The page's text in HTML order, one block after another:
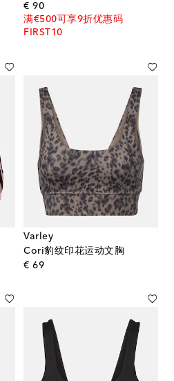
€ 90original price
满€500可享9折优惠码
FIRST10
Varley
Cori豹纹印花运动文胸
€ 69original price